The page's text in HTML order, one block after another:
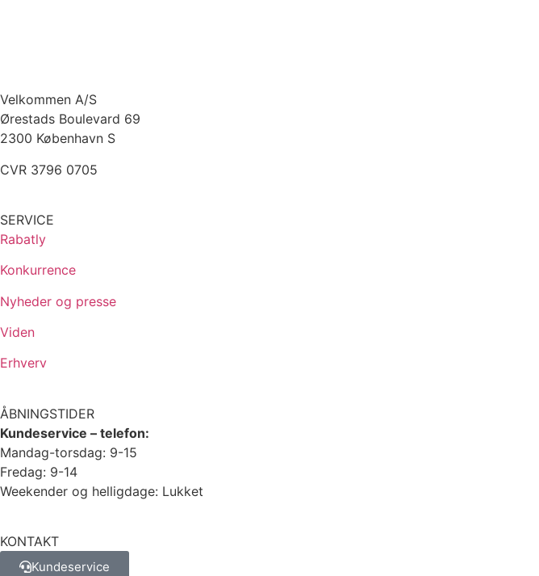
Velkommen A/S
Ørestads Boulevard 69
2300 København S
CVR 3796 0705
SERVICE
Rabatly
Konkurrence
Nyheder og presse
Viden
Erhverv
ÅBNINGSTIDER
Kundeservice – telefon:
Mandag-torsdag: 9-15
Fredag: 9-14
Weekender og helligdage: Lukket
KONTAKT
Kundeservice